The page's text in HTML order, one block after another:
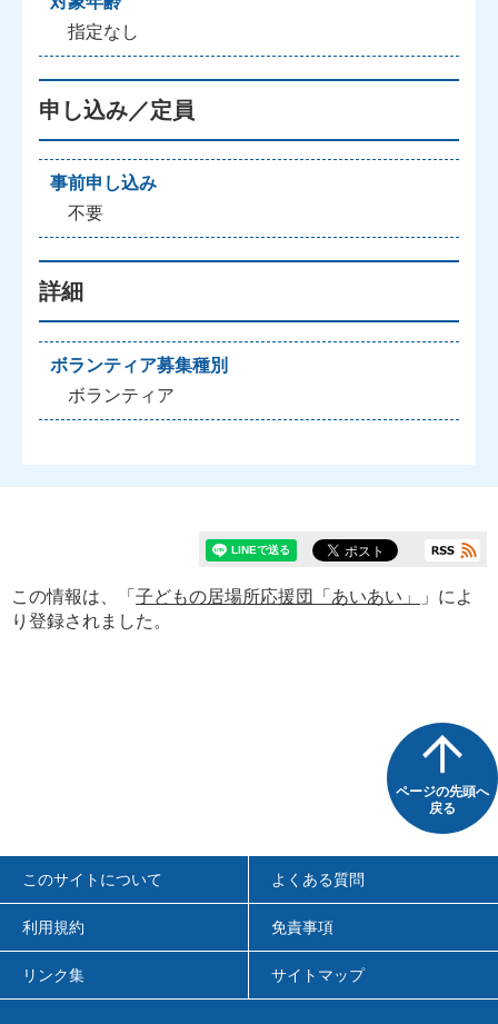
指定なし
申し込み／定員
事前申し込み
不要
詳細
ボランティア募集種別
ボランティア
この情報は、「 子どもの居場所応援団「あいあい」
」によ
り登録されました。
ページの先頭へ
戻る
このサイトについて よくある質問
利用規約 免責事項
リンク集 サイトマップ